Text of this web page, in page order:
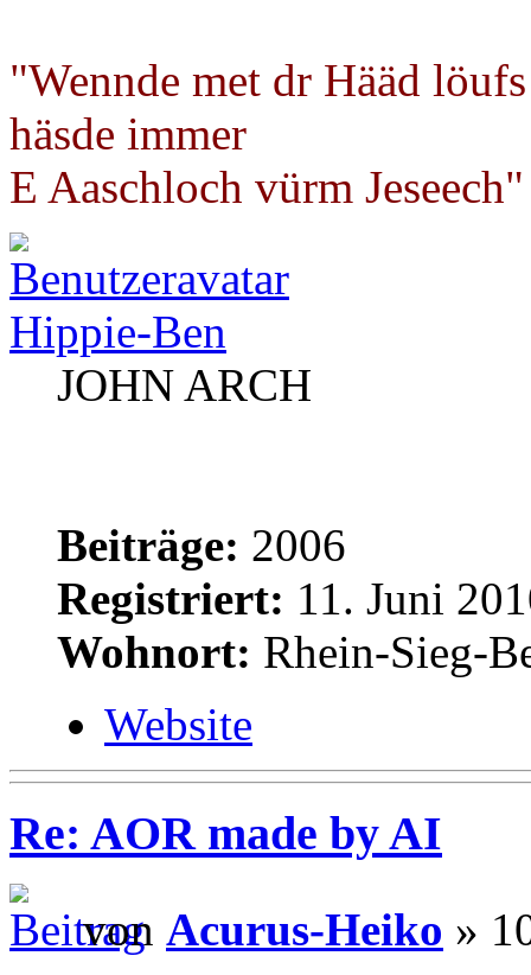
"Wennde met dr Hääd löufs
häsde immer
E Aaschloch vürm Jeseech"
Hippie-Ben
JOHN ARCH
Beiträge: 2006
Registriert: 11. Juni
Wohnort: Rhein-Sieg-
Website
Re: AOR made by AI
von Acurus-Heiko »